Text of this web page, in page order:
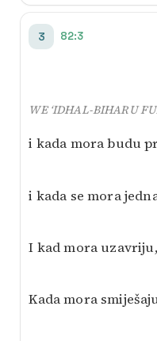
3 82:3
WE ‘IDHAL-BIHARU
i kada mora budu
i kada se mora
I kad mora uzavriju,
Kada mora